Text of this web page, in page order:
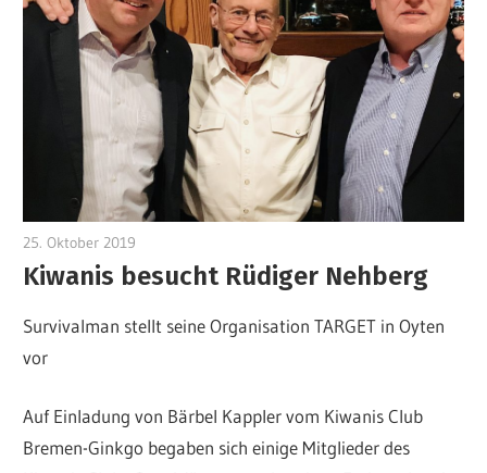
25. Oktober 2019
Kiwanis besucht Rüdiger Nehberg
Survivalman stellt seine Organisation TARGET in Oyten
vor
Auf Einladung von Bärbel Kappler vom Kiwanis Club
Bremen-Ginkgo begaben sich einige Mitglieder des